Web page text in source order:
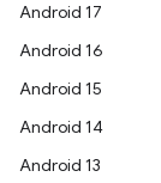
Android 17
Android 16
Android 15
Android 14
Android 13